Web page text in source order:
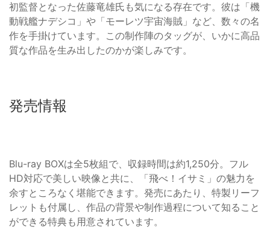
初監督となった佐藤竜雄氏も気になる存在です。彼は「機
動戦艦ナデシコ」や「モーレツ宇宙海賊」など、数々の名
作を手掛けています。この制作陣のタッグが、いかに高品
質な作品を生み出したのかが楽しみです。
発売情報
Blu-ray BOXは全5枚組で、収録時間は約1,250分。フル
HD対応で美しい映像と共に、「飛べ！イサミ」の魅力を
余すところなく堪能できます。発売にあたり、特製リーフ
レットも付属し、作品の背景や制作過程について知ること
ができる特典も用意されています。